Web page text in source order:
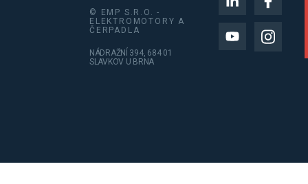
© EMP S.R.O. -
ELEKTROMOTORY A
ČERPADLA
NÁDRAŽNÍ 394, 684 01
SLAVKOV U BRNA